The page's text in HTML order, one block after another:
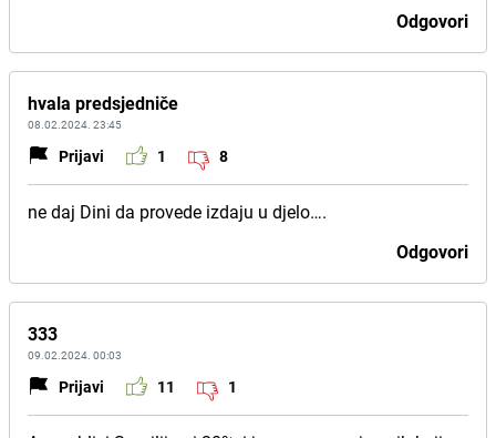
Odgovori
hvala predsjedniče
08.02.2024. 23:45
Prijavi 1 8
ne daj Dini da provede izdaju u djelo….
Odgovori
333
09.02.2024. 00:03
Prijavi 11 1